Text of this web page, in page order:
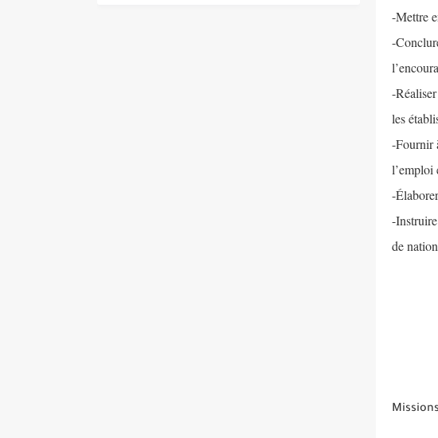
-Mettre
-
-
les
-Fournir
l’emploi
-
-
de